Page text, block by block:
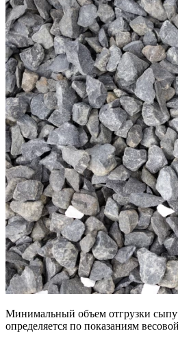
Минимальный объем отгрузки
определяется по показаниям